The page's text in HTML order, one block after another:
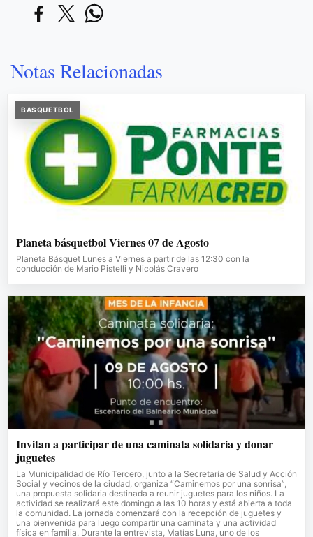
Notas Relacionadas
BASQUETBOL
Planeta básquetbol Viernes 07 de Agosto
Planeta Básquet Lunes a Viernes a partir de las 12:30 con la
conducción de Mario Pistelli y Nicolás Cravero
Invitan a participar de una caminata solidaria y donar
juguetes
La Municipalidad de Río Tercero, junto a la Secretaría de Salud y Acción
Social y vecinos de la ciudad, organiza “Caminemos por una sonrisa”,
una propuesta solidaria destinada a reunir juguetes para los niños. La
actividad se realizará este domingo a las 10 horas y está abierta a toda
la comunidad. La jornada comenzará con la recepción de juguetes y
una bienvenida para luego compartir una caminata y una actividad
física en familia. Durante la entrevista, Matías Luna, uno de los